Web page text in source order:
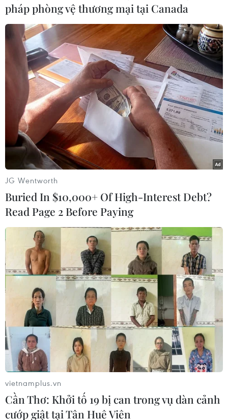
Triều Tiên./.
(Vietnam+)
#Triều Tiên
#Nhân quyền Hàn Quốc
Mỹ
Triều Tiên
Theo dõi VietnamPlus
TIN LIÊN QUAN
pháp phòng vệ thương mại tại Canada
JG Wentworth
Buried In $10,000+ Of High-Interest Debt?
Read Page 2 Before Paying
vietnamplus.vn
Cần Thơ: Khởi tố 19 bị can trong vụ dàn cảnh
cướp giật tại Tân Huê Viên